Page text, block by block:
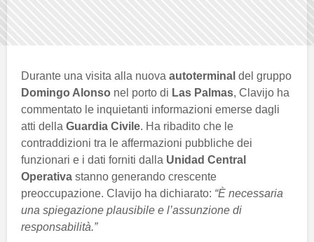
Durante una visita alla nuova autoterminal del gruppo
Domingo Alonso nel porto di Las Palmas, Clavijo ha
commentato le inquietanti informazioni emerse dagli
atti della Guardia Civile. Ha ribadito che le
contraddizioni tra le affermazioni pubbliche dei
funzionari e i dati forniti dalla Unidad Central
Operativa stanno generando crescente
preoccupazione. Clavijo ha dichiarato: “È necessaria
una spiegazione plausibile e l’assunzione di
responsabilità.”